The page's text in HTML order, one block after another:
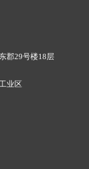
郡29号楼18层
业区